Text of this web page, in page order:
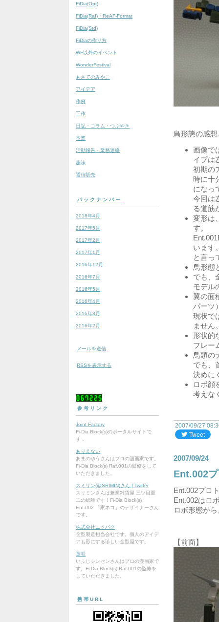
FiDia(Opt)
FiDia(Raf)・ReAF-Format
FiDia(Std)
FiDiaの作り方
WF以外のイベント
WonderFestival
あさてのみやこ
アイデア
作例
工作
日記・コラム・つぶやき
本業
活動報告・業務連絡
趣味
通信販売
バックナンバー
2018年4月
2017年5月
2017年2月
2017年1月
2016年12月
2016年7月
2016年5月
2016年4月
2016年3月
2016年2月
メールを送信
RSSを表示する
0 6 7 2 2
参考リンク
Joint Factory
Fi-Dia Block(s)のポータルサイトで
す．
ありえない
あまのゆうさんはプロの漫画家です。
Fi-Dia Block(s) Raf.001の監修をして
いただきました。
スミリン(@SRIMIN)さん | Twitter
スリミンさんは兼業雑貨屋 三ツ目重
工の総帥です！Fi-Dia Block(s)
Ent.002 「家ネコ」のデザイナーさん
です。
株式会社ニッパク
金型製造担当会社です。個人のアイデ
アも形にする珍しい金型屋です。
童唄
いふじシンセンさんはプロの漫画家で
す。Fi-Dia Block(s) Raf.001の監修を
していただきました。
携帯URL
鳥形態の感
画像で
イプは
初期の
時に十
になっ
今回は
る道筋
変形は
す。
います
と言っ
鳥形態
でも、
モデル
翼の面
パーツ
現状で
ません
形状的
フレー
鳥頭の
でも、
決めに
ロボ顔
考えな
2007/09/27
2007/09/24
Ent.002
Ent.002プロ
Ent.002はロ
ロボ形態か
【前面】